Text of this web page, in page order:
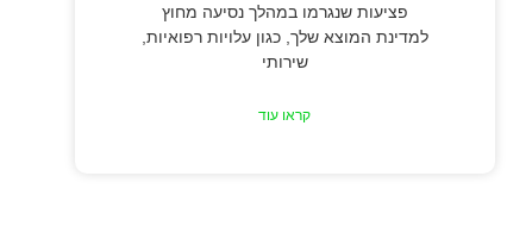
פציעות שנגרמו במהלך נסיעה מחוץ
למדינת המוצא שלך, כגון עלויות רפואיות,
שירותי
קראו עוד